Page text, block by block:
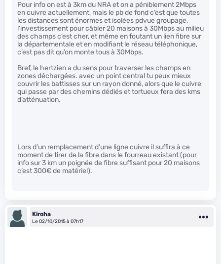
Pour info on est à 3km du NRA et on a péniblement 2Mbps
en cuivre actuellement, mais le pb de fond c’est que toutes
les distances sont énormes et isolées pdvue groupage,
l’investissement pour câbler 20 maisons à 30Mbps au milieu
des champs c’est cher, et même en foutant un lien fibre sur
la départementale et en modifiant le réseau téléphonique,
c’est pas dit qu’on monte tous à 30Mbps.
Bref, le hertzien a du sens pour traverser les champs en
zones déchargées. avec un point central tu peux mieux
couvrir les battisses sur un rayon donné, alors que le cuivre
qui passe par des chemins dédiés et tortueux fera des kms
d’atténuation.
Lors d’un remplacement d’une ligne cuivre il suffira à ce
moment de tirer de la fibre dans le fourreau existant (pour
info sur 3 km un poignée de fibre suffisant pour 20 maisons
c’est 300€ de matériel).
Kiroha
Le 02/10/2015 à 07h17